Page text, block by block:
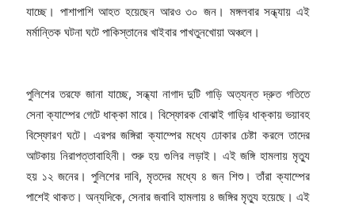
যাচ্ছে। পাশাপাশি আহত হয়েছেন আরও ৩০ জন। মঙ্গলবার সন্ধ্যায় এই
মর্মান্তিক ঘটনা ঘটে পাকিস্তানের খাইবার পাখতুনখোয়া অঞ্চলে।
পুলিশের তরফে জানা যাচ্ছে, সন্ধ্যা নাগাদ দুটি গাড়ি অত্যন্ত দ্রুত গতিতে
সেনা ক্যাম্পের গেটে ধাক্কা মারে। বিস্ফোরক বোঝাই গাড়ির ধাক্কায় ভয়াবহ
বিস্ফোরণ ঘটে। এরপর জঙ্গিরা ক্যাম্পের মধ্যে ঢোকার চেষ্টা করলে তাদের
আটকায় নিরাপত্তাবাহিনী। শুরু হয় গুলির লড়াই। এই জঙ্গি হামলায় মৃত্যু
হয় ১২ জনের। পুলিশের দাবি, মৃতদের মধ্যে ৪ জন শিশু। তাঁরা ক্যাম্পের
পাশেই থাকত। অন্যদিকে, সেনার জবাবি হামলায় ৪ জঙ্গির মৃত্যু হয়েছে। এই